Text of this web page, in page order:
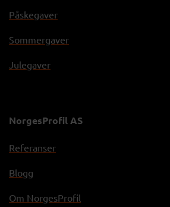
Påskegaver
Sommergaver
Julegaver
NorgesProfil AS
Referanser
Blogg
Om NorgesProfil